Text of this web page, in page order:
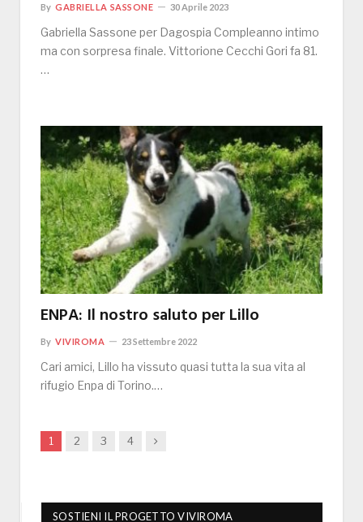
By GABRIELLA SASSONE 30 Aprile 2023
Gabriella Sassone per Dagospia Compleanno intimo
ma con sorpresa finale. Vittorione Cecchi Gori fa 81.
…
ENPA: Il nostro saluto per Lillo
By VIVIROMA 23 Settembre 2022
Cari amici, Lillo ha vissuto quasi tutta la sua vita al
rifugio Enpa di Torino.…
1 2 3 4 Next
SOSTIENI IL PROGETTO VIVIROMA